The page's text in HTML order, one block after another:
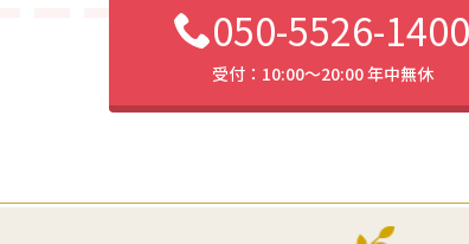
050-5526-1400
受付：10:00〜20:00 年中無休